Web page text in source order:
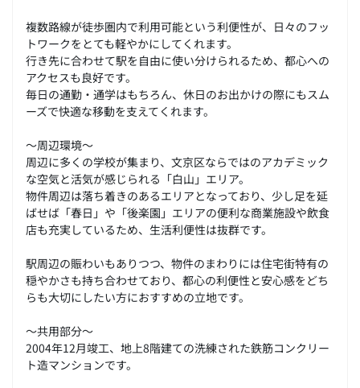
複数路線が徒歩圏内で利用可能という利便性が、日々のフッ
トワークをとても軽やかにしてくれます。
行き先に合わせて駅を自由に使い分けられるため、都心への
アクセスも良好です。
毎日の通勤・通学はもちろん、休日のお出かけの際にもスム
ーズで快適な移動を支えてくれます。
～周辺環境～
周辺に多くの学校が集まり、文京区ならではのアカデミック
な空気と活気が感じられる「白山」エリア。
物件周辺は落ち着きのあるエリアとなっており、少し足を延
ばせば「春日」や「後楽園」エリアの便利な商業施設や飲食
店も充実しているため、生活利便性は抜群です。
駅周辺の賑わいもありつつ、物件のまわりには住宅街特有の
穏やかさも持ち合わせており、都心の利便性と安心感をどち
らも大切にしたい方におすすめの立地です。
～共用部分～
2004年12月竣工、地上8階建ての洗練された鉄筋コンクリー
ト造マンションです。